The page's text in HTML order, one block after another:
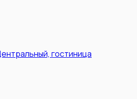
гостиница